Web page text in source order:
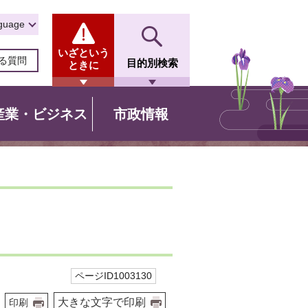
質問
いざという
ときに
目的別検索
業・ビジネス 市政情報
ページID1003130
印刷 大きな文字で印刷